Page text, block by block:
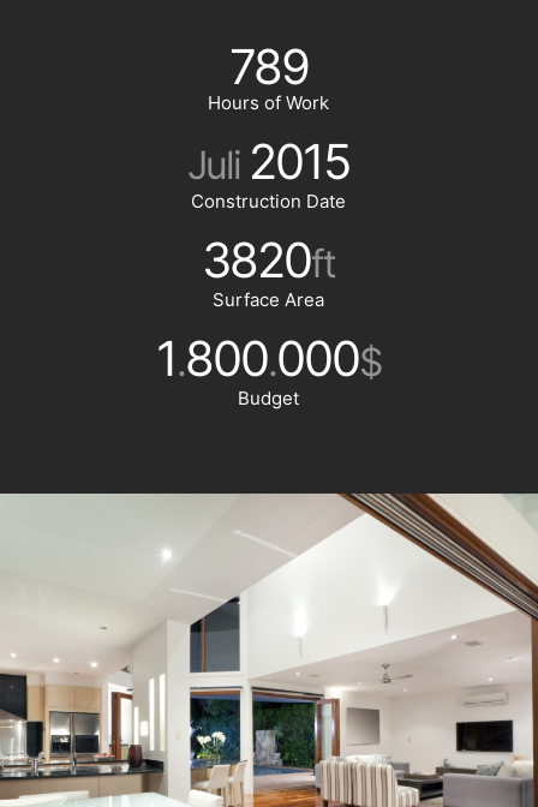
789
Hours of Work
Juli 2015
Construction Date
3820ft
Surface Area
1.800.000$
Budget